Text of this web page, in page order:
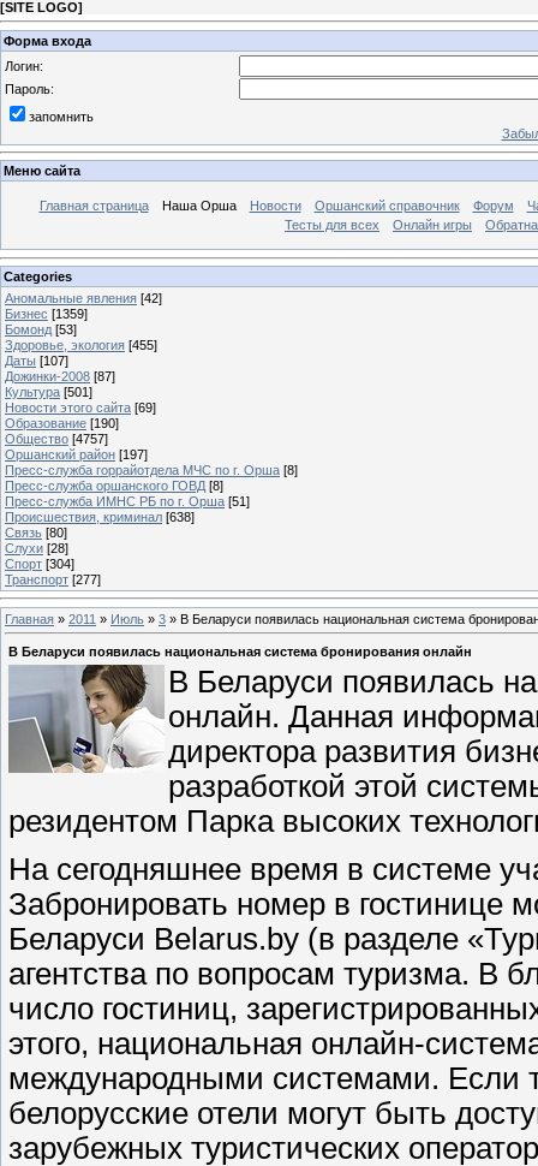
[SITE LOGO]
Форма входа
Логин:
Пароль:
запомнить
Меню сайта
Главная страница Наша Орша Новости Оршанский справочник Форум
Тесты для всех
Онлайн игры
Categories
Аномальные явления [42]
Бизнес [1359]
Бомонд [53]
Здоровье, экология [455]
Даты [107]
Дожинки-2008 [87]
Культура [501]
Новости этого сайта [69]
Образование [190]
Общество [4757]
Оршанский район [197]
Пресс-служба горрайотдела МЧС по г. Орша [8]
Пресс-служба оршанского ГОВД [8]
Пресс-служба ИМНС РБ по г. Орша [51]
Проиcшествия, криминал [638]
Связь [80]
Слухи [28]
Спорт [304]
Транспорт [277]
Главная » 2011 » Июль » 3 » В Беларуси появилась национальная система
В Беларуси появилась национальная система бронирования онлайн
В Беларуси появилась
онлайн. Данная
директора развития
разработкой этой
резидентом Парка высоких
На сегодняшнее время в системе
Забронировать номер в гостинице
Беларуси Bеlаrus.by (в разделе
агентства по вопросам туризма. В
число гостиниц,
этого, национальная онлайн-
международными системами. Если
белорусские отели могут быть
зарубежных туристических